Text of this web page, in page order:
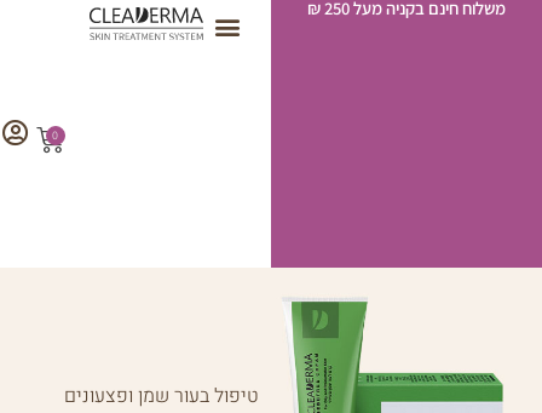
משלוח חינם בקניה מעל 250 ₪
0
עגלת
טיפול בעור שמן ופצעונים